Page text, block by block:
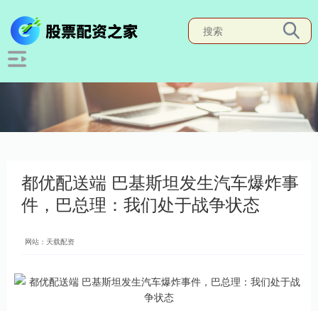
都优配送端 巴基斯坦发生汽车爆炸事
件，巴总理：我们处于战争状态
网站：天载配资